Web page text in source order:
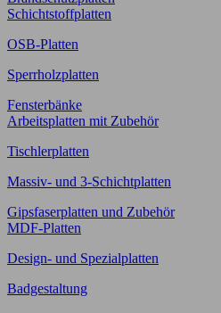
Schichtstoffplatten
OSB-Platten
Sperrholzplatten
Fensterbänke
Arbeitsplatten mit Zubehör
Tischlerplatten
Massiv- und 3-Schichtplatten
Gipsfaserplatten und Zubehör
MDF-Platten
Design- und Spezialplatten
Badgestaltung